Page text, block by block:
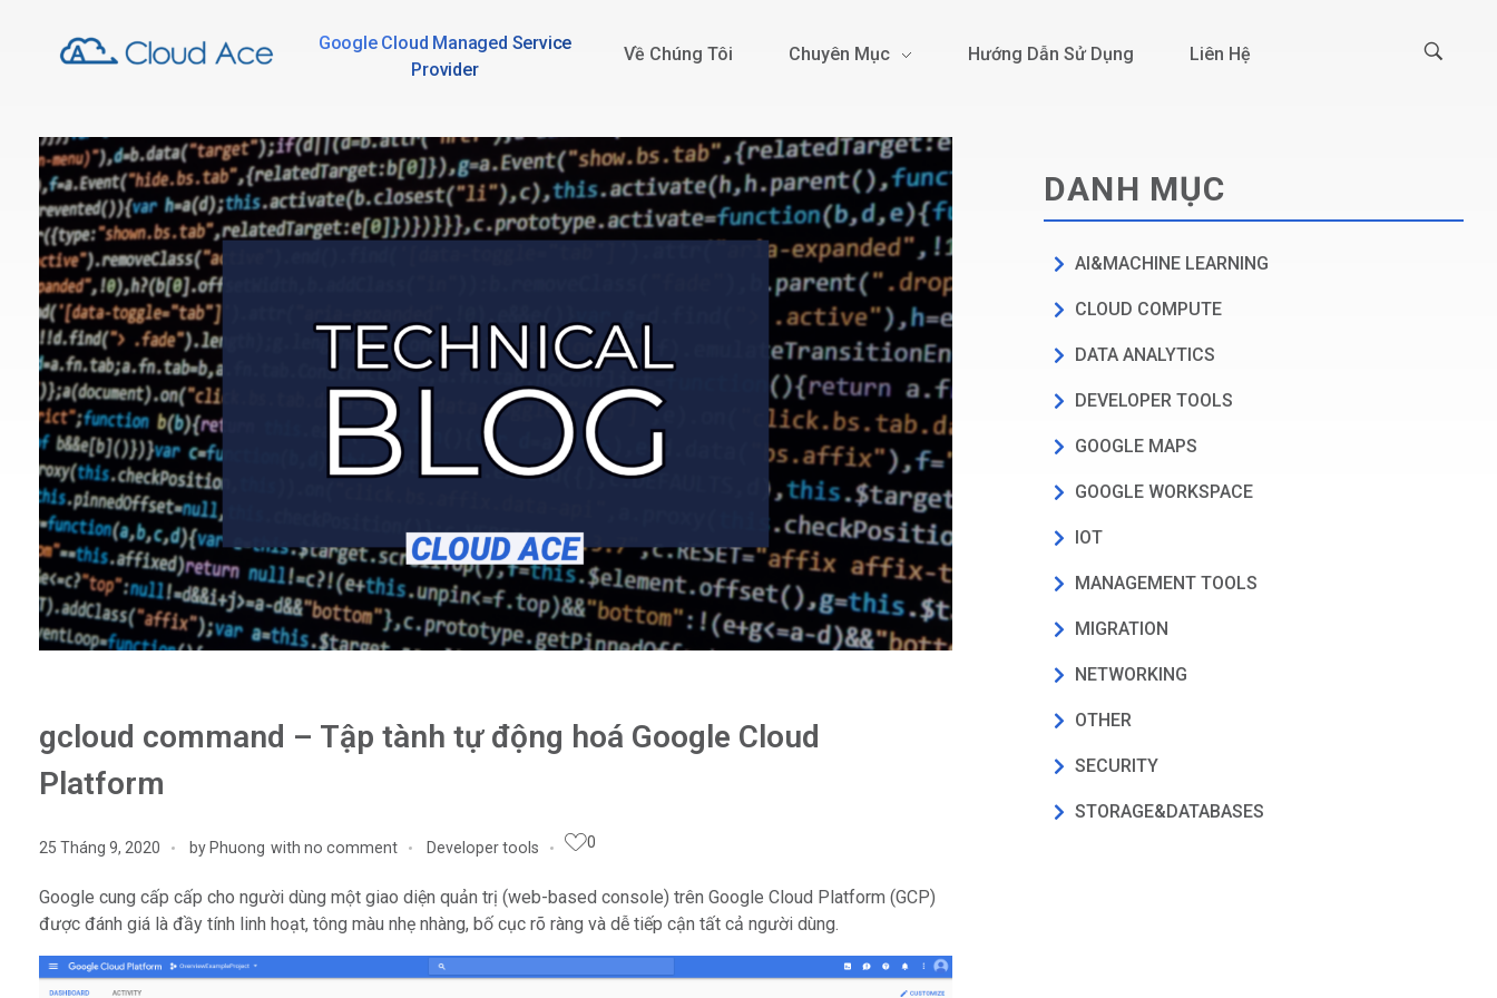
Google Cloud Managed Service
Provider
Về Chúng Tôi Chuyên Mục Hướng Dẫn Sử Dụng Liên Hệ
gcloud command – Tập tành tự động hoá Google Cloud
Platform
25 Tháng 9, 2020 by Phuong with no comment Developer tools 0
Google cung cấp cấp cho người dùng một giao diện quản trị (web-based console) trên Google Cloud Platform (GCP)
được đánh giá là đầy tính linh hoạt, tông màu nhẹ nhàng, bố cục rõ ràng và dễ tiếp cận tất cả người dùng.
DANH MỤC
AI&MACHINE LEARNING
CLOUD COMPUTE
DATA ANALYTICS
DEVELOPER TOOLS
GOOGLE MAPS
GOOGLE WORKSPACE
IOT
MANAGEMENT TOOLS
MIGRATION
NETWORKING
OTHER
SECURITY
STORAGE&DATABASES